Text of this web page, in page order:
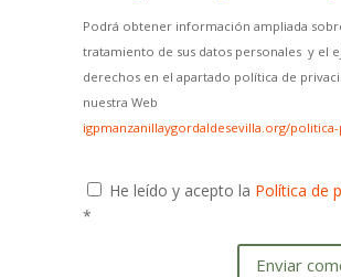
Podrá obtener información ampliada
tratamiento de sus datos personales y el
derechos en el apartado política de
nuestra Web
igpmanzanillaygordaldesevilla.org/
He leído y acepto la Política de
*
Enviar